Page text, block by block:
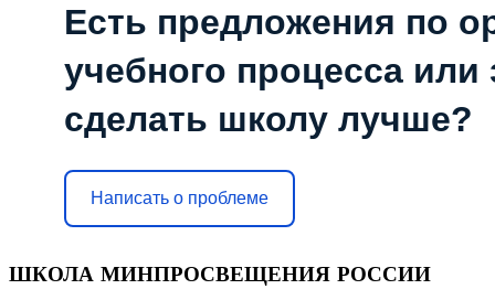
Есть предложения по
учебного процесса или
сделать школу лучше?
Написать о проблеме
ШКОЛА МИНПРОСВЕЩЕНИЯ РОССИИ